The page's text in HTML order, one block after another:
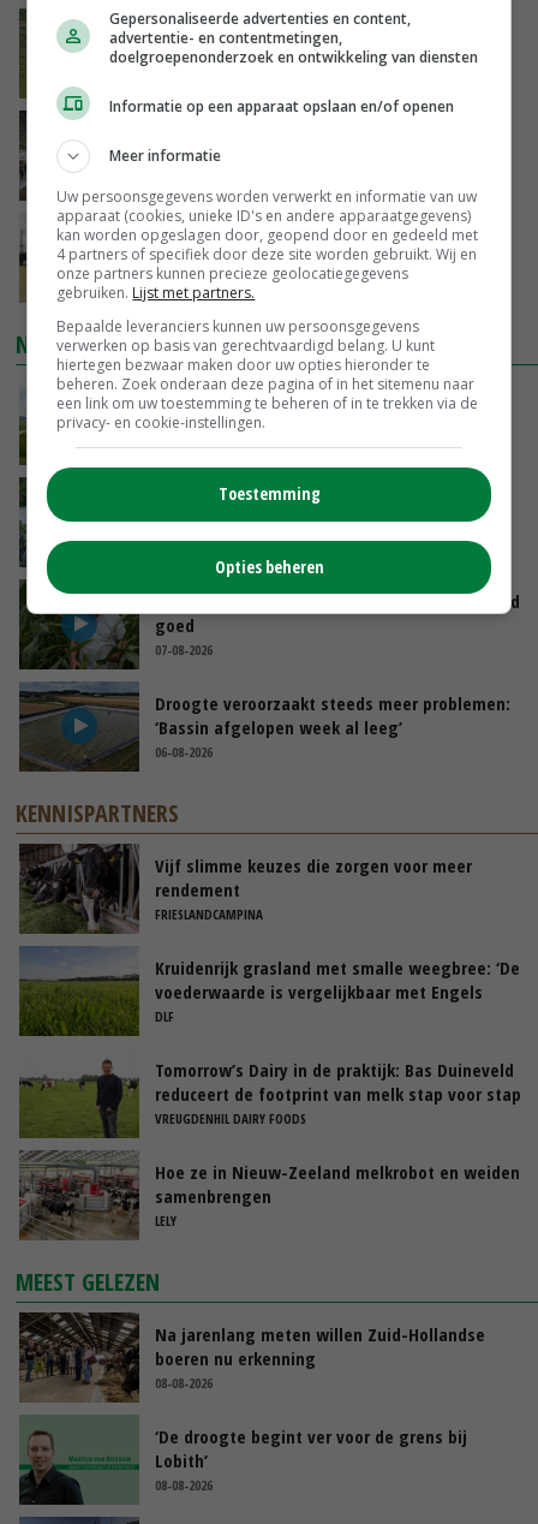
Fritesnotering stijgt door tot maximaal 30
euro
trekken honderden bezoekers
Vakbeurs Libramont: van trekpaard tot
laserwieder
VANDAAG, 15:22
NIEUWSTE VIDEO'S
POAH! John Deere 7730
08-08-2026
Oekraïne-vlogger Kees Huizinga: ‘Bezoek van
de ambassade mag zelf groente plukken’
Limburgse mais van Frijns doet het verrassend
goed
07-08-2026
Droogte veroorzaakt steeds meer problemen:
‘Bassin afgelopen week al leeg’
06-08-2026
KENNISPARTNERS
Vijf slimme keuzes die zorgen voor meer
rendement
FRIESLANDCAMPINA
Kruidenrijk grasland met smalle weegbree: ‘De
voederwaarde is vergelijkbaar met Engels
raaigras’
DLF
Tomorrow’s Dairy in de praktijk: Bas Duineveld
reduceert de footprint van melk stap voor stap
VREUGDENHIL DAIRY FOODS
Hoe ze in Nieuw-Zeeland melkrobot en weiden
samenbrengen
LELY
MEEST GELEZEN
Na jarenlang meten willen Zuid-Hollandse
boeren nu erkenning
08-08-2026
‘De droogte begint ver voor de grens bij
Lobith’
08-08-2026
Gepersonaliseerde advertenties en content,
advertentie- en contentmetingen,
doelgroepenonderzoek en ontwikkeling van diensten
Informatie op een apparaat opslaan en/of openen
Meer informatie
Uw persoonsgegevens worden verwerkt en informatie van uw
apparaat (cookies, unieke ID's en andere apparaatgegevens)
kan worden opgeslagen door, geopend door en gedeeld met
4 partners of specifiek door deze site worden gebruikt. Wij en
onze partners kunnen precieze geolocatiegegevens
gebruiken. Lijst met partners.
Bepaalde leveranciers kunnen uw persoonsgegevens
verwerken op basis van gerechtvaardigd belang. U kunt
hiertegen bezwaar maken door uw opties hieronder te
beheren. Zoek onderaan deze pagina of in het sitemenu naar
een link om uw toestemming te beheren of in te trekken via de
privacy- en cookie-instellingen.
Toestemming
Opties beheren